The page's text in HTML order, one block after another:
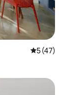
5 de uma
5 (47)